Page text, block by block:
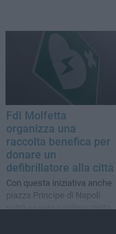
FdI Molfetta
organizza una
raccolta benefica per
donare un
defibrillatore alla città
Con questa iniziativa anche
piazza Principe di Napoli
potrà essere cardioprotetta